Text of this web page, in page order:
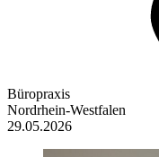
Büropraxis
Nordrhein-Westfalen
29.05.2026